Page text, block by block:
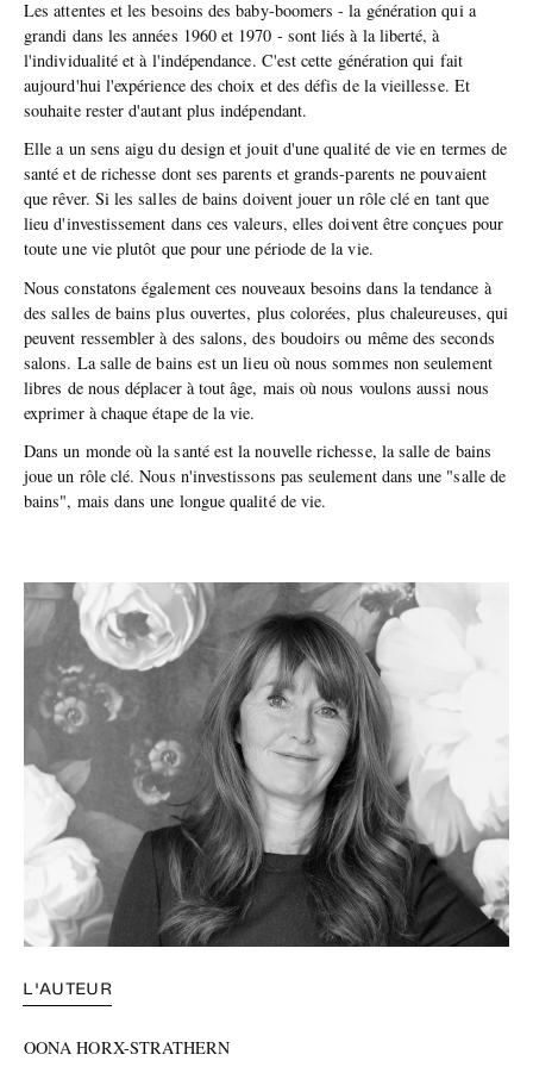
Les attentes et les besoins des baby-boomers - la génération qui a
grandi dans les années 1960 et 1970 - sont liés à la liberté, à
l'individualité et à l'indépendance. C'est cette génération qui fait
aujourd'hui l'expérience des choix et des défis de la vieillesse. Et
souhaite rester d'autant plus indépendant.
Elle a un sens aigu du design et jouit d'une qualité de vie en termes de
santé et de richesse dont ses parents et grands-parents ne pouvaient
que rêver. Si les salles de bains doivent jouer un rôle clé en tant que
lieu d'investissement dans ces valeurs, elles doivent être conçues pour
toute une vie plutôt que pour une période de la vie.
Nous constatons également ces nouveaux besoins dans la tendance à
des salles de bains plus ouvertes, plus colorées, plus chaleureuses, qui
peuvent ressembler à des salons, des boudoirs ou même des seconds
salons. La salle de bains est un lieu où nous sommes non seulement
libres de nous déplacer à tout âge, mais où nous voulons aussi nous
exprimer à chaque étape de la vie.
Dans un monde où la santé est la nouvelle richesse, la salle de bains
joue un rôle clé. Nous n'investissons pas seulement dans une "salle de
bains", mais dans une longue qualité de vie.
L'AUTEUR
OONA HORX-STRATHERN